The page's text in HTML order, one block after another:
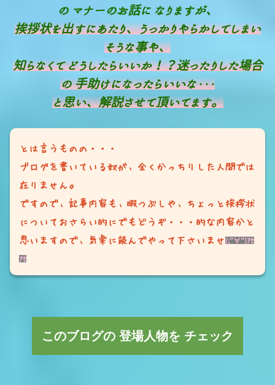
の マナーのお話に なりますが、
挨拶状を出すにあたり、うっかりやらかしてしまい
そうな事や、
知らなくて どうしたらいいか！？迷ったりした場合
の 手助けになったらいいな・・・
と思い、解説させて頂いてます。
とは言うものの・・・
ブログを書いている奴が、全くかっちりした人間では
在りません。
ですので、記事内容も、暇つぶしや、ちょっと挨拶状
についておさらい的にでもどうぞ・・・的な内容かと
思いますので、気楽に読んでやって下さいませ (;”∀”)ｱｾ
ｱｾ
このブログの 登場人物を チェック